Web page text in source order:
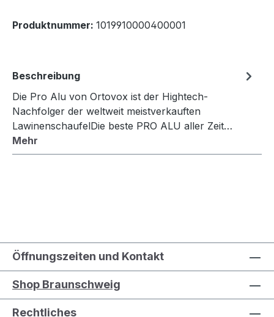
Produktnummer: 1019910000400001
Beschreibung
Die Pro Alu von Ortovox ist der Hightech-
Nachfolger der weltweit meistverkauften
LawinenschaufelDie beste PRO ALU aller Zeit…
Mehr
Öffnungszeiten und Kontakt
Shop Braunschweig
Rechtliches